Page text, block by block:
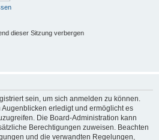
dieser Sitzung verbergen
sein, um sich anmelden zu können.
erledigt und ermöglicht es
Die Board-Administration kann
Berechtigungen zuweisen. Beachten
und die verwandten Regelungen,